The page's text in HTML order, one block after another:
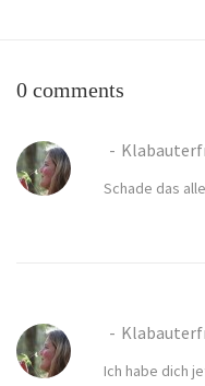
0 comments
Schade das
Ich habe dich